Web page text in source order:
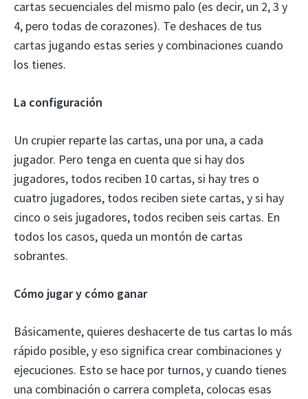
cartas secuenciales del mismo palo (es decir, un 2, 3 y
4, pero todas de corazones). Te deshaces de tus
cartas jugando estas series y combinaciones cuando
los tienes.
La configuración
Un crupier reparte las cartas, una por una, a cada
jugador. Pero tenga en cuenta que si hay dos
jugadores, todos reciben 10 cartas, si hay tres o
cuatro jugadores, todos reciben siete cartas, y si hay
cinco o seis jugadores, todos reciben seis cartas. En
todos los casos, queda un montón de cartas
sobrantes.
Cómo jugar y cómo ganar
Básicamente, quieres deshacerte de tus cartas lo más
rápido posible, y eso significa crear combinaciones y
ejecuciones. Esto se hace por turnos, y cuando tienes
una combinación o carrera completa, colocas esas